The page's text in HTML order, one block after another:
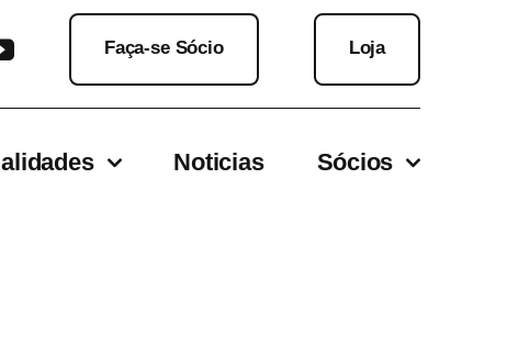
Faça-se Sócio Loja
Noticias Sócios